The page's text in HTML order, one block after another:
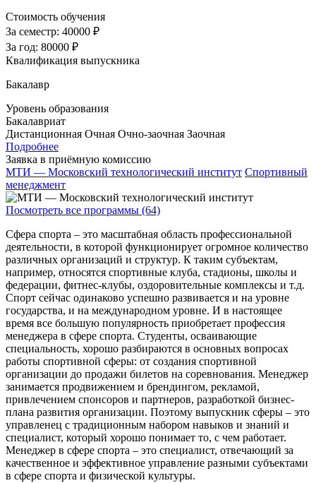
Стоимость обучения
За семестр: 40000 ₽
За год: 80000 ₽
Квалификация выпускника
Бакалавр
Уровень образования
Бакалавриат
Дистанционная Очная Очно-заочная Заочная
Подробнее
Заявка в приёмную комиссию
МТИ — Московский технологический институт Спортивный
менеджмент
Посмотреть все программы (64)
Сфера спорта – это масштабная область профессиональной
деятельности, в которой функционирует огромное количество
различных организаций и структур. К таким субъектам,
например, относятся спортивные клуба, стадионы, школы и
федерации, фитнес-клубы, оздоровительные комплексы и т.д.
Спорт сейчас одинаково успешно развивается и на уровне
государства, и на международном уровне. И в настоящее
время все большую популярность приобретает профессия
менеджера в сфере спорта. Студенты, осваивающие
специальность, хорошо разбираются в основных вопросах
работы спортивной сферы: от создания спортивной
организации до продажи билетов на соревнования. Менеджер
занимается продвижением и брендингом, рекламой,
привлечением спонсоров и партнеров, разработкой бизнес-
плана развития организации. Поэтому выпускник сферы – это
управленец с традиционным набором навыков и знаний и
специалист, который хорошо понимает то, с чем работает.
Менеджер в сфере спорта – это специалист, отвечающий за
качественное и эффективное управление разными субъектами
в сфере спорта и физической культуры.